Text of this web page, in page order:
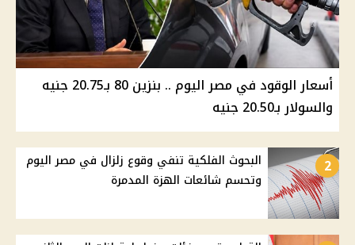
أسعار الوقود في مصر اليوم .. بنزين 80 بـ20.75 جنيه
والسولار بـ20.50 جنيه
2
البحوث الفلكية تنفي وقوع زلزال في مصر اليوم
وتحسم شائعات الهزة المدمرة